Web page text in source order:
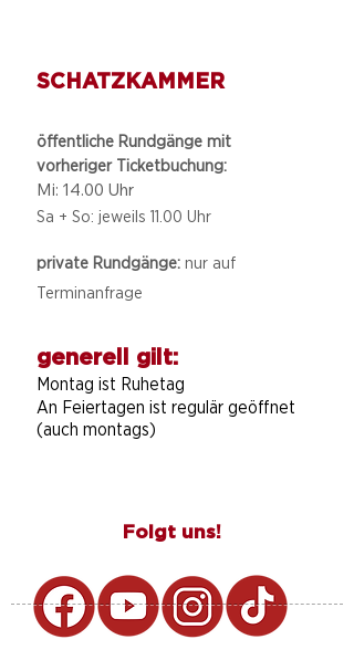
SCHATZKAMMER
öffentliche Rundgänge mit
vorheriger Ticketbuchung:
Mi: 14.00 Uhr
Sa + So: jeweils 11.00 Uhr
private Rundgänge: nur auf
Terminanfrage
generell gilt:
Montag ist Ruhetag
An Feiertagen ist regulär geöffnet
(auch montags)
Folgt uns!